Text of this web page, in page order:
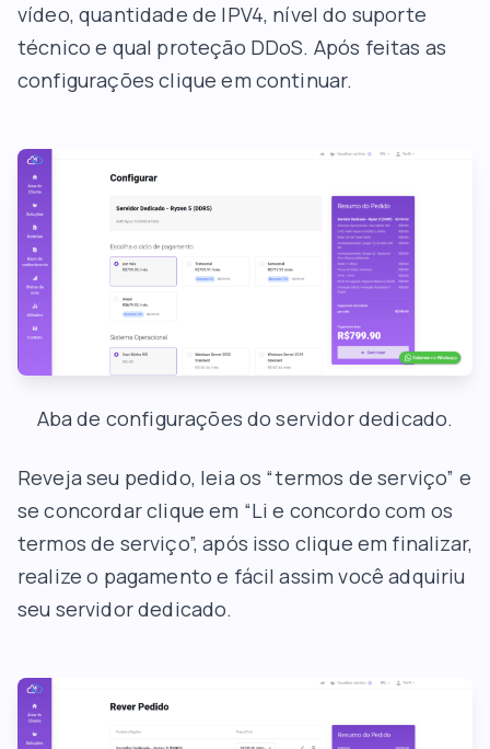
vídeo, quantidade de IPV4, nível do suporte
técnico e qual proteção DDoS. Após feitas as
configurações clique em continuar.
Aba de configurações do servidor dedicado.
Reveja seu pedido, leia os “termos de serviço” e
se concordar clique em “Li e concordo com os
termos de serviço”, após isso clique em finalizar,
realize o pagamento e fácil assim você adquiriu
seu servidor dedicado.